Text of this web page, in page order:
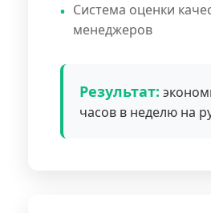
Система оценки
менеджеров
Результат:
часов в неделю на